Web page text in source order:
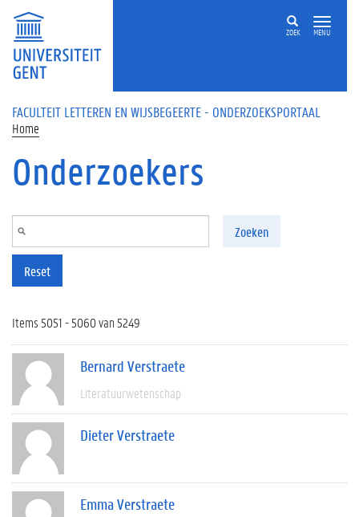
Overslaan en naar de inhoud gaan
ZOEK MENU
FACULTEIT LETTEREN EN WIJSBEGEERTE - ONDERZOEKSPORTAAL
Home
Onderzoekers
Zoeken
Reset
Items 5051 - 5060 van 5249
Bernard Verstraete
Literatuurwetenschap
Dieter Verstraete
Emma Verstraete